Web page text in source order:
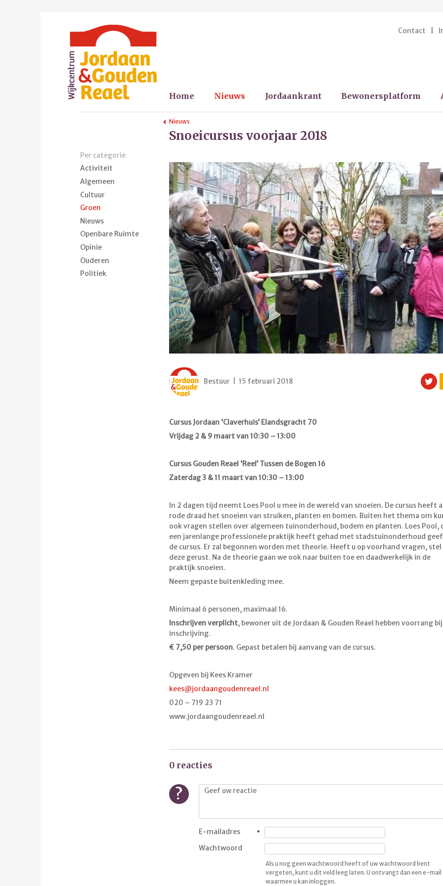
Home Nieuws Jordaankrant Bewonersplatform
Contact
Nieuws
Snoeicursus voorjaar 2018
Bestuur | 15 februari 2018
Cursus Jordaan ‘Claverhuis’ Elandsgracht 70
Vrijdag 2 & 9 maart van 10:30 – 13:00
Cursus Gouden Reael ‘Reel’ Tussen de Bogen 16
Zaterdag 3 & 11 maart van 10:30 – 13:00
In 2 dagen tijd neemt Loes Pool u mee in de wereld van snoeien. De cursus heeft
rode draad het snoeien van struiken, planten en bomen. Buiten het thema om
ook vragen stellen over algemeen tuinonderhoud, bodem en planten. Loes Pool,
een jarenlange professionele praktijk heeft gehad met stadstuinonderhoud
de cursus. Er zal begonnen worden met theorie. Heeft u op voorhand vragen, stel
deze gerust. Na de theorie gaan we ook naar buiten toe en daadwerkelijk in de
praktijk snoeien.
Neem gepaste buitenkleding mee.
Minimaal 6 personen, maximaal 16.
Inschrijven verplicht, bewoner uit de Jordaan & Gouden Reael hebben voorrang bij
inschrijving.
€ 7,50 per persoon. Gepast betalen bij aanvang van de cursus.
Opgeven bij Kees Kramer
kees@jordaangoudenreael.nl
020 – 719 23 71
www.jordaangoudenreael.nl
0 reacties
?
E-mailadres
Wachtwoord
Als u nog geen wachtwoord heeft of uw wachtwoord bent
vergeten, kunt u dit veld leeg laten. U ontvangt dan een e-mail
waarmee u kan inloggen.
Per categorie
Activiteit
Algemeen
Cultuur
Groen
Nieuws
Openbare Ruimte
Opinie
Ouderen
Politiek